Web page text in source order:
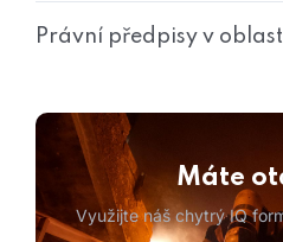
Právní předpisy v
Máte
Využijte náš chytrý IQ